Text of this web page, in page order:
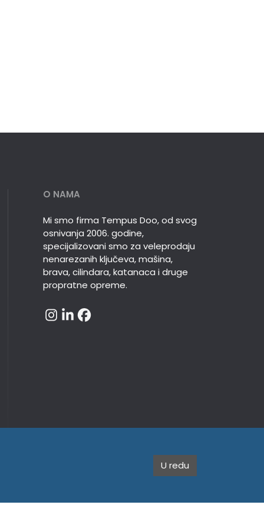
O NAMA
Mi smo firma Tempus Doo, od svog
osnivanja 2006. godine,
specijalizovani smo za veleprodaju
nenarezanih ključeva, mašina,
brava, cilindara, katanaca i druge
propratne opreme.
U redu